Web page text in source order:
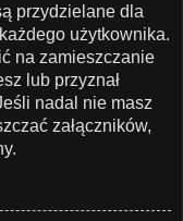
przydzielane dla
użytkownika.
na zamieszczanie
lub przyznał
nadal nie masz
załączników,